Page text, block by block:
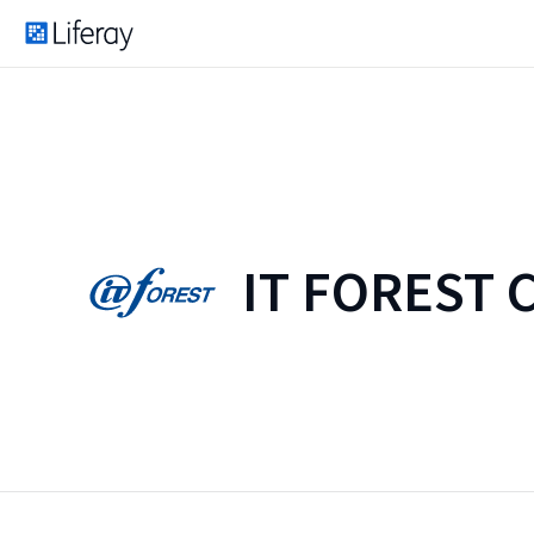
IT FOREST